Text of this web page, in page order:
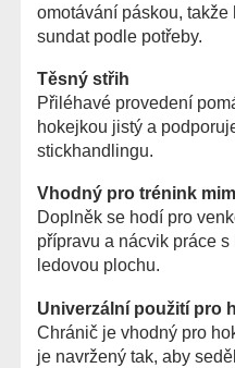
omotávání páskou,
sundat podle potřeby.
Těsný střih
Přiléhavé provedení
hokejkou jistý a
stickhandlingu.
Vhodný pro trénink
Doplněk se hodí pro
přípravu a nácvik práce
ledovou plochu.
Univerzální použití pro
Chránič je vhodný pro
je navržený tak, aby